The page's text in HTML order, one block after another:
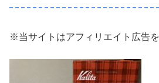
※当サイトはアフィリエイト広告